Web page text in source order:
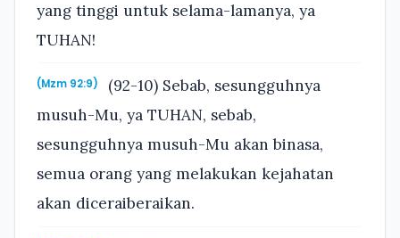
yang tinggi untuk selama-lamanya, ya
TUHAN!
(Mzm 92:9)
(92-10) Sebab, sesungguhnya
musuh-Mu, ya TUHAN, sebab,
sesungguhnya musuh-Mu akan binasa,
semua orang yang melakukan kejahatan
akan diceraiberaikan.